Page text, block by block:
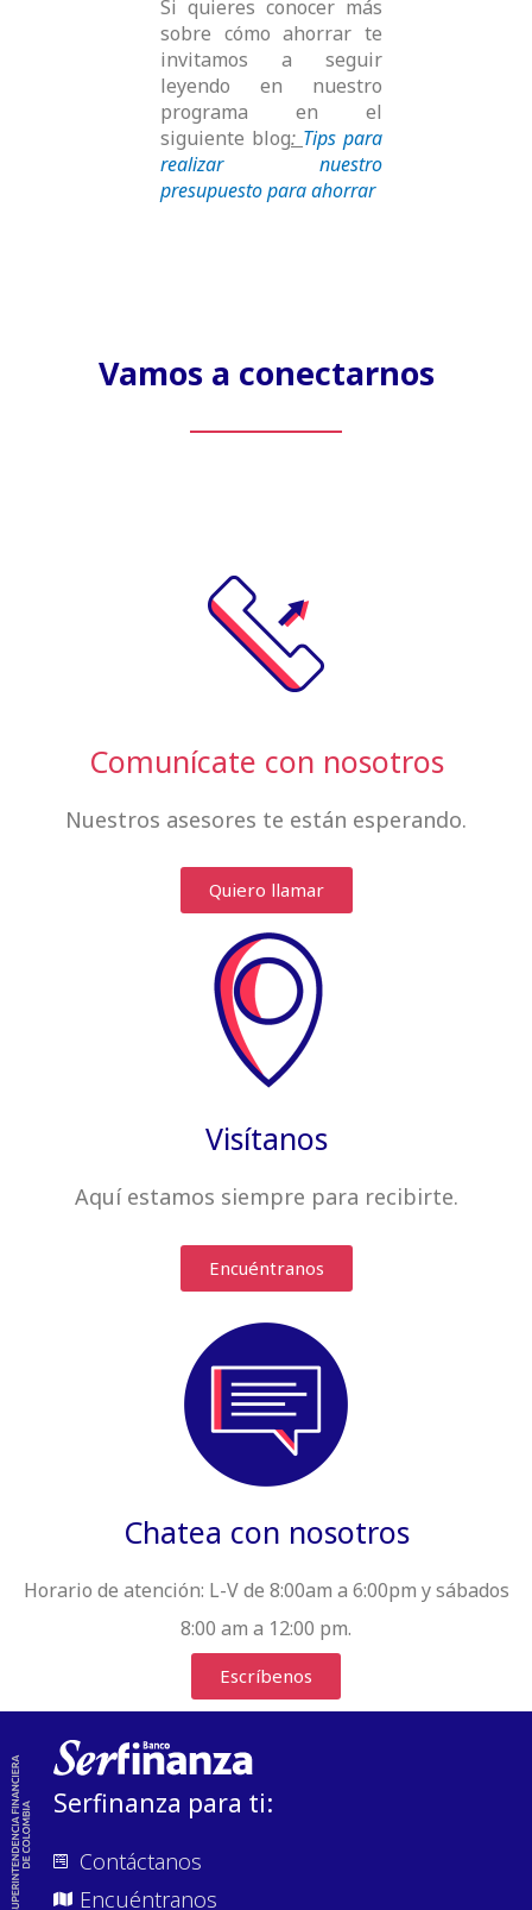
Si quieres conocer más
sobre cómo ahorrar te
invitamos a seguir
leyendo en nuestro
programa en el
siguiente blog: Tips para
realizar nuestro
presupuesto para ahorrar
Vamos a conectarnos
Comunícate con nosotros
Nuestros asesores te están esperando.
Quiero llamar
Visítanos
Aquí estamos siempre para recibirte.
Encuéntranos
Chatea con nosotros
Horario de atención: L-V de 8:00am a 6:00pm y sábados
8:00 am a 12:00 pm.
Escríbenos
Serfinanza para ti:
Contáctanos
Encuéntranos